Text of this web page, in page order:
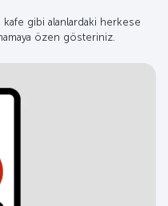
kafe gibi alanlardaki herkese
özen gösteriniz.